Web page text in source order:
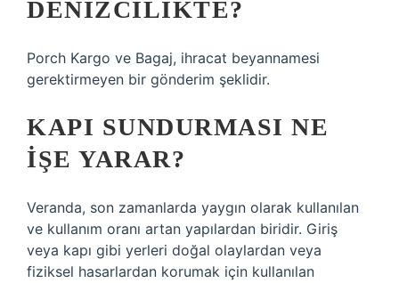
DENIZCILIKTE?
Porch Kargo ve Bagaj, ihracat beyannamesi
gerektirmeyen bir gönderim şeklidir.
KAPI SUNDURMASI NE
IŞE YARAR?
Veranda, son zamanlarda yaygın olarak kullanılan
ve kullanım oranı artan yapılardan biridir. Giriş
veya kapı gibi yerleri doğal olaylardan veya
fiziksel hasarlardan korumak için kullanılan